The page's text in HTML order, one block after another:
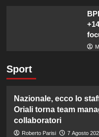
Sport
Nazionale, ecco lo
Oriali torna team
collaboratori
Roberto Parisi 7 Agosto